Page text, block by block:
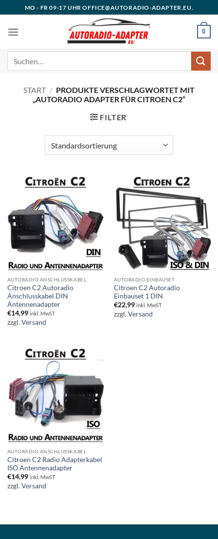
Inhalt
springen
MO - FR 09-17 UHR OFFICE@AUTORADIO-ADAPTER.EU.
0
START / PRODUKTE VERSCHLAGWORTET MIT
„AUTORADIO ADAPTER FÜR CITROEN C2“
FILTER
AUTORADIO ANSCHLUSSKABEL
Citroen C2 Autoradio
Anschlusskabel DIN
Antennenadapter
€14,99 inkl. MwST
zzgl.Versand
AUTORADIO EINBAUSET
Citroen C2 Autoradio
Einbauset 1 DIN
€22,99 inkl. MwST
zzgl.Versand
AUTORADIO ANSCHLUSSKABEL
Citroen C2 Radio Adapterkabel
ISO Antennenadapter
€14,99 inkl. MwST
zzgl.Versand